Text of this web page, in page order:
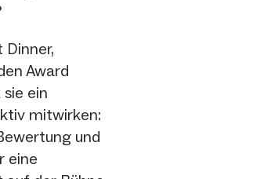
Award
ein
mitwirken:
und
eine